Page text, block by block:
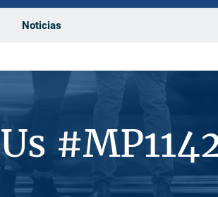
Noticias